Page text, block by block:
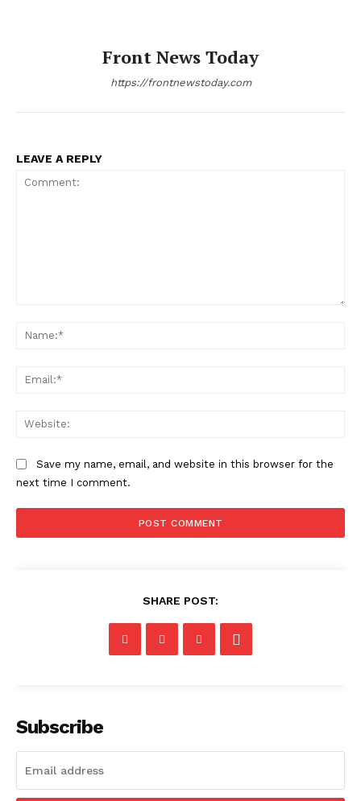
Front News Today
https://frontnewstoday.com
LEAVE A REPLY
Save my name, email, and website in this browser for the
next time I comment.
SHARE POST:
Subscribe